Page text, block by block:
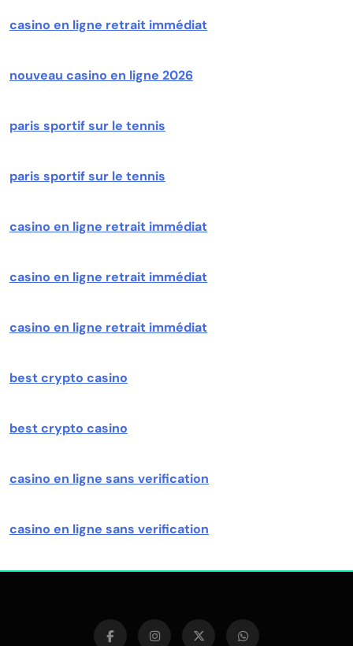
casino en ligne retrait immédiat
nouveau casino en ligne 2026
paris sportif sur le tennis
paris sportif sur le tennis
casino en ligne retrait immédiat
casino en ligne retrait immédiat
casino en ligne retrait immédiat
best crypto casino
best crypto casino
casino en ligne sans verification
casino en ligne sans verification